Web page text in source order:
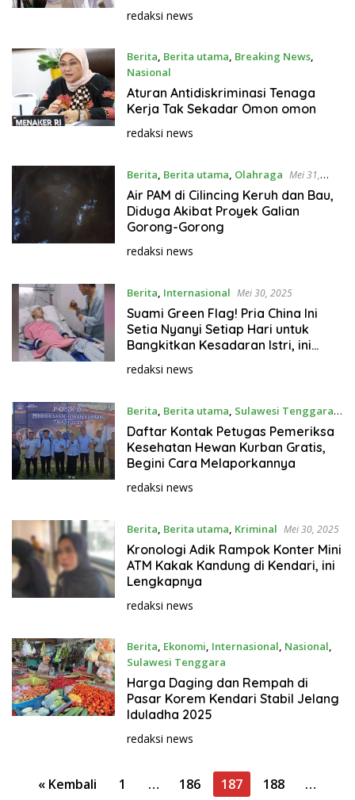
redaksi news
Berita, Berita utama, Breaking News,
Nasional
Mei 31, 2025
Aturan Antidiskriminasi Tenaga
Kerja Tak Sekadar Omon omon
redaksi news
Berita, Berita utama, Olahraga Mei 31,
2025
Air PAM di Cilincing Keruh dan Bau,
Diduga Akibat Proyek Galian
Gorong-Gorong
redaksi news
Berita, Internasional Mei 30, 2025
Suami Green Flag! Pria China Ini
Setia Nyanyi Setiap Hari untuk
Bangkitkan Kesadaran Istri, ini
redaksi news
Berita, Berita utama, Sulawesi Tenggara
Mei 30, 2025
Daftar Kontak Petugas Pemeriksa
Kesehatan Hewan Kurban Gratis,
Begini Cara Melaporkannya
redaksi news
Berita, Berita utama, Kriminal Mei 30, 2025
Kronologi Adik Rampok Konter Mini
ATM Kakak Kandung di Kendari, ini
Lengkapnya
redaksi news
Berita, Ekonomi, Internasional, Nasional,
Sulawesi Tenggara
Mei 30, 2025
Harga Daging dan Rempah di
Pasar Korem Kendari Stabil Jelang
Iduladha 2025
redaksi news
« Kembali 1 … 186 187 188 …